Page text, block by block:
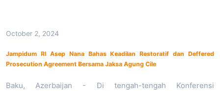
October 2, 2024
Jampidum RI Asep Nana Bahas Keadilan Restoratif dan Deffered
Prosecution Agreement Bersama Jaksa Agung Cile
Baku, Azerbaijan - Di tengah-tengah Konferensi